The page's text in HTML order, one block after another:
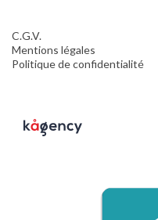
C.G.V.
Mentions légales
Politique de confidentialité